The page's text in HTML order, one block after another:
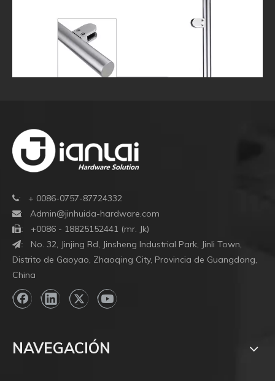
Accesorios de barandilla de acero inoxidable Accesorios
de barandilla de barandilla
: + 0086-0757-87724332
: Admin@jinhuida-hardware.com
: +0086 - 18825152441 (mr. Jk)
: No. 32, Jinjing Rd, Jinsheng Industrial Park, Jinli Town,
Distrito de Gaoyao, Zhaoqing City, Provincia de Guangdong,
China
NAVEGACIÓN